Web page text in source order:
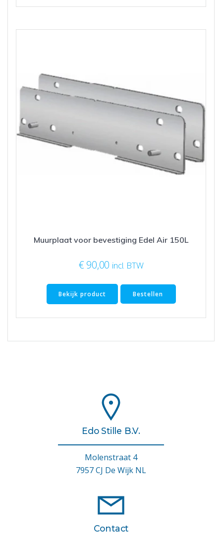
Muurplaat voor bevestiging Edel Air 150L
€ 90,00 incl. BTW
Bekijk product Bestellen
Edo Stille B.V.
Molenstraat 4
7957 CJ De Wijk NL
Contact